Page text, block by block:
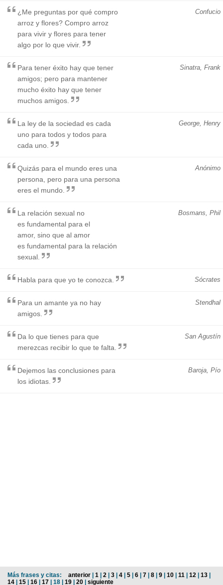
Confucio
¿Me preguntas por qué compro
arroz y flores? Compro arroz
para vivir y flores para tener
algo por lo que vivir.
Sinatra, Frank
Para tener éxito hay que tener
amigos; pero para mantener
mucho éxito hay que tener
muchos amigos.
George, Henry
La ley de la sociedad es cada
uno para todos y todos para
cada uno.
Anónimo
Quizás para el mundo eres una
persona, pero para una persona
eres el mundo.
Bosmans, Phil
La relación sexual no
es fundamental para el
amor, sino que al amor
es fundamental para la relación
sexual.
Sócrates
Habla para que yo te conozca.
Stendhal
Para un amante ya no hay
amigos.
San Agustín
Da lo que tienes para que
merezcas recibir lo que te falta.
Baroja, Pío
Dejemos las conclusiones para
los idiotas.
Más frases y citas: anterior | 1 | 2 | 3 | 4 | 5 | 6 | 7 | 8 | 9 | 10 | 11 | 12 | 13 |
14 | 15 | 16 | 17 | 18 | 19 | 20 | siguiente